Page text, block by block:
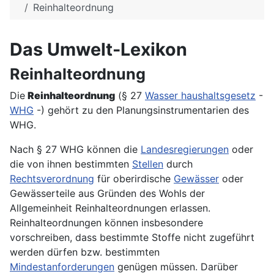
Reinhalteordnung
Das Umwelt-Lexikon
Reinhalteordnung
Die Reinhalteordnung (§ 27 Wasser haushaltsgesetz -
WHG -) gehört zu den Planungsinstrumentarien des
WHG.
Nach § 27 WHG können die Landesregierungen oder
die von ihnen bestimmten Stellen durch
Rechtsverordnung für oberirdische Gewässer oder
Gewässerteile aus Gründen des Wohls der
Allgemeinheit Reinhalteordnungen erlassen.
Reinhalteordnungen können insbesondere
vorschreiben, dass bestimmte Stoffe nicht zugeführt
werden dürfen bzw. bestimmten
Mindestanforderungen genügen müssen. Darüber